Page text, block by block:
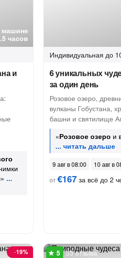
машине
часов
и
Индивидуальная до
6 уникальных
за один день
Розовое озеро,
вулканы Гобустана,
башни и святилище
«Розовое озеро и
9 авг в 08:00
10 авг в
от€167за всё до 2
-19% 53 отзыва